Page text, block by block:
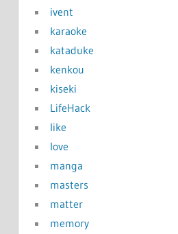
ivent
karaoke
kataduke
kenkou
kiseki
LifeHack
like
love
manga
masters
matter
memory